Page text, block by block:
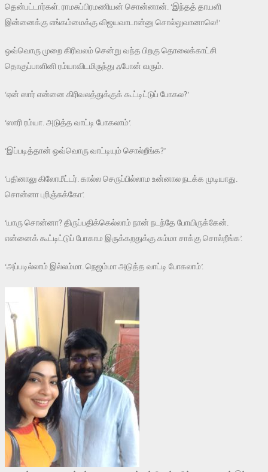
தென்பட்டார்கள். ராமசுப்பிரமணியன் சொன்னான். ‘இந்தத் தாயளி
இன்னைக்கு எங்கம்மைக்கு விஜயவாடான்னு சொல்லுவானாலெ!’
ஒவ்வொரு முறை கிரிவலம் சென்று வந்த பிறகு தொலைக்காட்சி
தொகுப்பாளினி ரம்யாவிடமிருந்து ஃபோன் வரும்.
‘ஏன் ஸார் என்னை கிரிவலத்துக்குக் கூட்டிட்டுப் போகல?’
‘ஸாரி ரம்யா. அடுத்த வாட்டி போகலாம்’.
‘இப்படித்தான் ஒவ்வொரு வாட்டியும் சொல்றீங்க?’
‘பதினாலு கிலோமீட்டர். கால்ல செருப்பில்லாம உன்னால நடக்க முடியாது.
சொன்னா புரிஞ்சுக்கோ’.
‘யாரு சொன்னா? திருப்பதிக்கெல்லாம் நான் நடந்தே போயிருக்கேன்.
என்னைக் கூட்டிட்டுப் போகாம இருக்கறதுக்கு சும்மா சாக்கு சொல்றீங்க’.
‘அப்படில்லாம் இல்லம்மா. நெஜம்மா அடுத்த வாட்டி போகலாம்’.